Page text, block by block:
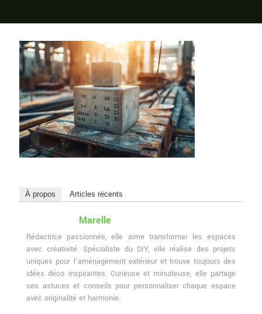
À propos Articles récents
Marelle
Rédactrice passionnée, elle aime transformer les espaces
avec créativité. Spécialiste du DIY, elle réalise des projets
uniques pour l'aménagement extérieur et trouve toujours des
idées déco inspirantes. Curieuse et minutieuse, elle partage
ses astuces et conseils pour personnaliser chaque espace
avec originalité et harmonie.